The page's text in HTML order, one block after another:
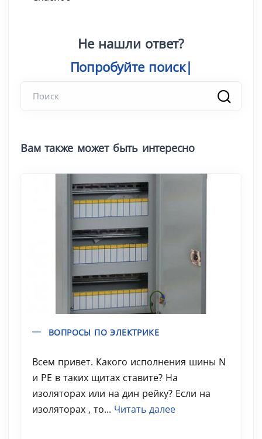
Не нашли ответ?
Попробуйте п|
Вам также может быть интересно
ВОПРОСЫ ПО ЭЛЕКТРИКЕ
Всем привет. Какого исполнения шины N
и PE в таких щитах ставите? На
изоляторах или на дин рейку? Если на
изоляторах , то... Читать далее